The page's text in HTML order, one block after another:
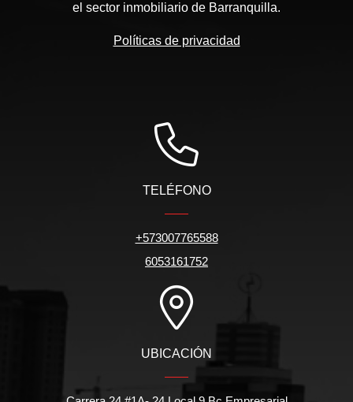
el sector inmobiliario de Barranquilla.
Políticas de privacidad
TELÉFONO
+573007765588
6053161752
UBICACIÓN